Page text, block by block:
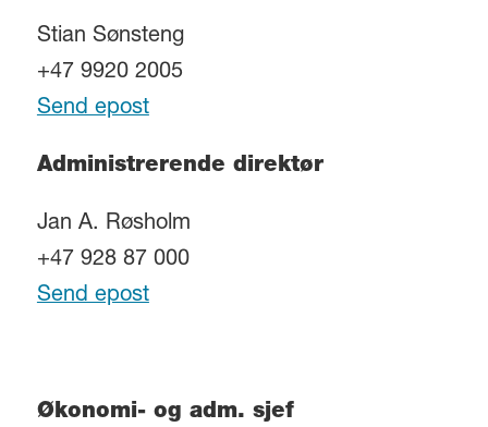
Stian Sønsteng
+47 9920 2005
Send epost
Administrerende direktør
Jan A. Røsholm
+47 928 87 000
Send epost
Økonomi- og adm. sjef